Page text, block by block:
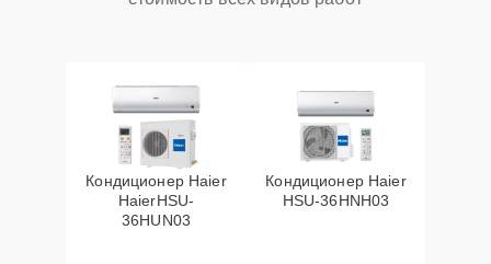
Кондиционер Haier
HaierHSU-
36HUN03
Кондиционер Haier
HSU-36HNH03